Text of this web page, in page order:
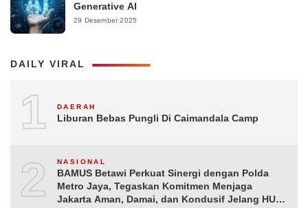
Generative AI
29 Desember 2025
DAILY VIRAL
1 DAERAH
Liburan Bebas Pungli Di Caimandala Camp
2 NASIONAL
BAMUS Betawi Perkuat Sinergi dengan Polda
Metro Jaya, Tegaskan Komitmen Menjaga
Jakarta Aman, Damai, dan Kondusif Jelang HUT